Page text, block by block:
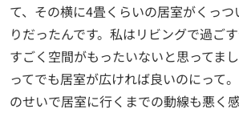
て、その横に4畳くらいの居室がくっ
りだったんです。私はリビングで過ご
すごく空間がもったいないと思ってま
ってでも居室が広ければ良いのにって
のせいで居室に行くまでの動線も悪く